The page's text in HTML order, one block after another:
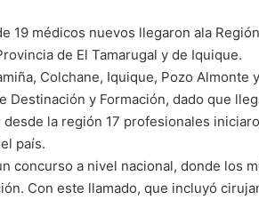
19 médicos nuevos llegaron ala
de El Tamarugal y de Iquique.
Colchane, Iquique, Pozo
Destinación y Formación, dado que
la región 17 profesionales
país.
concurso a nivel nacional, donde los
Con este llamado, que incluyó